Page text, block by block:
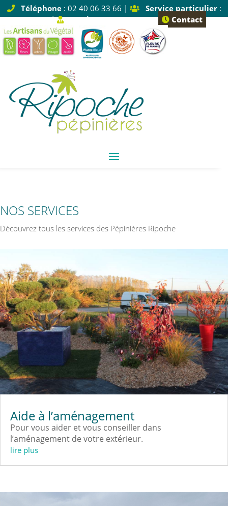
Téléphone: 02 40 06 33 66 | Service particulier:
Tapez 1 |
Service pro: Tapez 2 Contact
NOS SERVICES
Découvrez tous les services des Pépinières Ripoche
Aide à l’aménagement
Pour vous aider et vous conseiller dans
l’aménagement de votre extérieur.
lire plus